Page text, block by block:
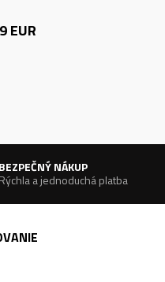
EUR
BEZPEČNÝ NÁKUP
Rýchla a jednoduchá platba